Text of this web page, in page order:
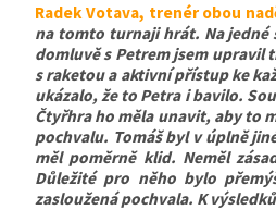
Radek Votava, trenér obou
na tomto turnaji hrát. Na jedné
domluvě s Petrem jsem upravil
s raketou a aktivní přístup ke
ukázalo, že to Petra i bavilo.
Čtyřhra ho měla unavit, aby to
pochvalu. Tomáš byl v úplně
měl poměrně klid. Neměl
Důležité pro něho bylo
zasloužená pochvala. K